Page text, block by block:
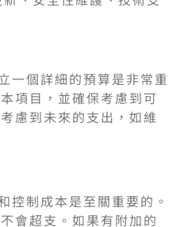
一個詳細的預算是非常重
項目，並確保考慮到可
慮到未來的支出，如維
控制成本是至關重要的。
會超支。如果有附加的